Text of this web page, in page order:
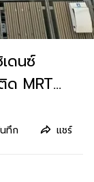
ดนซ์
ด MRT
ทึก แชร์